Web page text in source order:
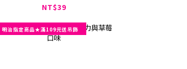
NT$39
明治指定商品★滿109元送吊飾